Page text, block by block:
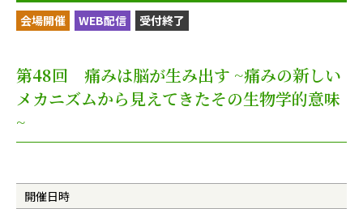
会場開催 WEB配信 受付終了
第48回 痛みは脳が生み出す ~痛みの新しい
メカニズムから見えてきたその生物学的意味
~
開催日時